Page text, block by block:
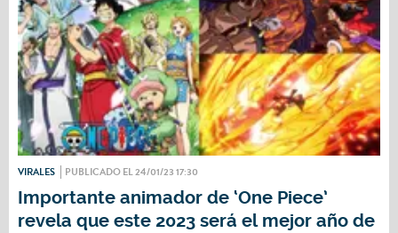
VIRALES PUBLICADO EL 24/01/23 17:30
Importante animador de ‘One Piece’
revela que este 2023 será el mejor año de